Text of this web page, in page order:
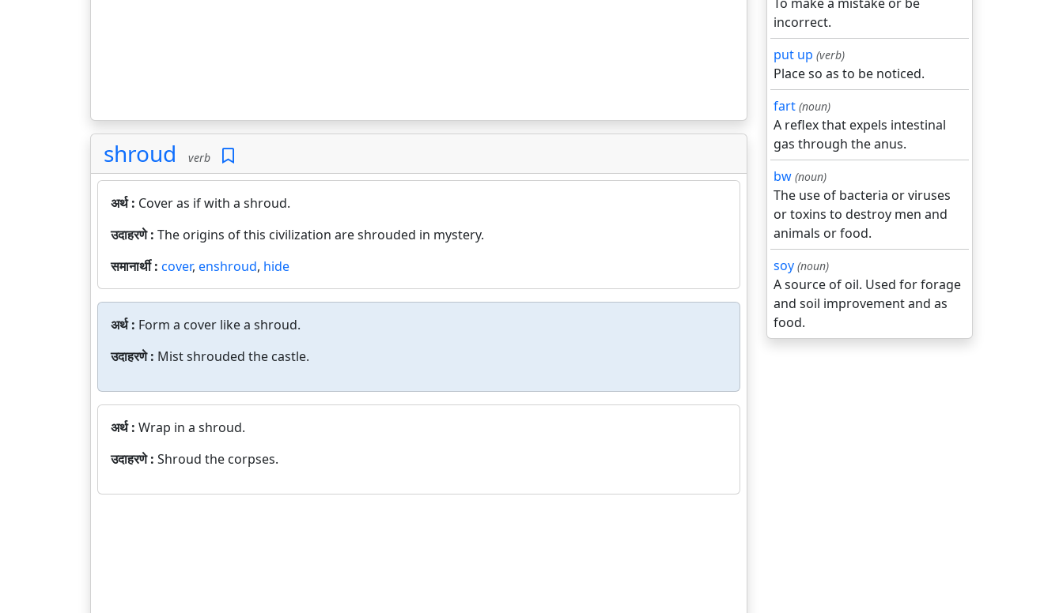
shroud verb
अर्थ : Cover as if with a shroud.
उदाहरणे : The origins of this civilization are shrouded in mystery.
समानार्थी : cover, enshroud, hide
अर्थ : Form a cover like a shroud.
उदाहरणे : Mist shrouded the castle.
अर्थ : Wrap in a shroud.
उदाहरणे : Shroud the corpses.
incorrect.
put up (verb)
Place so as to be noticed.
fart (noun)
A reflex that expels intestinal
gas through the anus.
bw (noun)
The use of bacteria or viruses
or toxins to destroy men and
animals or food.
soy (noun)
A source of oil. Used for forage
and soil improvement and as
food.